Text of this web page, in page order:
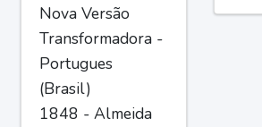
Nova Versão
Transformadora -
Portugues
(Brasil)
1848 - Almeida